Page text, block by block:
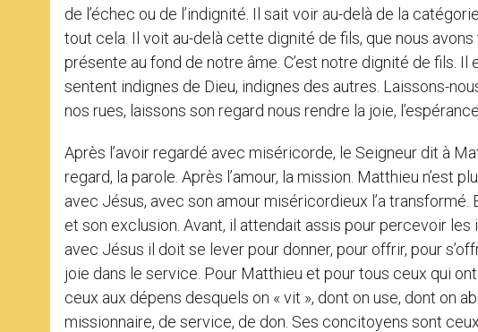
de l’échec ou de l’indignité. Il sait voir au-delà de la
tout cela. Il voit au-delà cette dignité de fils, que nous
présente au fond de notre âme. C’est notre dignité de fils.
sentent indignes de Dieu, indignes des autres. Laissons-
nos rues, laissons son regard nous rendre la joie,
Après l’avoir regardé avec miséricorde, le Seigneur dit à
regard, la parole. Après l’amour, la mission. Matthieu n’est
avec Jésus, avec son amour miséricordieux l’a
et son exclusion. Avant, il attendait assis pour percevoir
avec Jésus il doit se lever pour donner, pour offrir, pour
joie dans le service. Pour Matthieu et pour tous ceux qui
ceux aux dépens desquels on « vit », dont on use, dont on
missionnaire, de service, de don. Ses concitoyens sont